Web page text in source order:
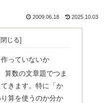
2009.06.18 2025.10.03
っていないか
算数の文章題でつま
きます。特に「か
算を使うのか分か